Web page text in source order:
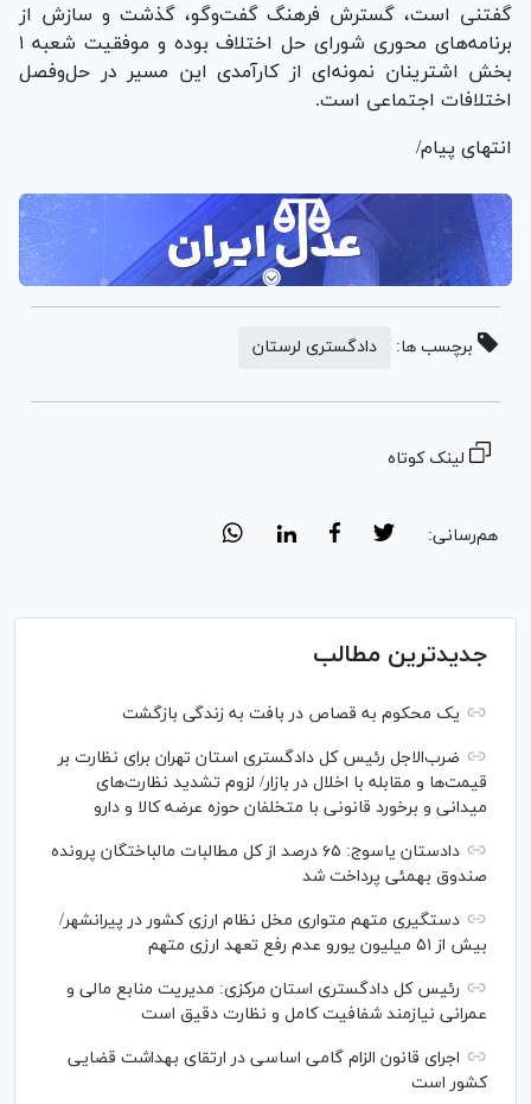
گفتنی است، گسترش فرهنگ گفت‌و‌گو، گذشت و سازش از
برنامه‌های محوری شورای حل اختلاف بوده و موفقیت شعبه ۱
بخش اشترینان نمونه‌ای از کارآمدی این مسیر در حل‌وفصل
اختلافات اجتماعی است.
انتهای پیام/
برچسب ها: دادگستری لرستان
لینک کوتاه
هم‌رسانی:
جدیدترین مطالب
یک محکوم به قصاص در بافت به زندگی بازگشت
ضرب‌الاجل رئیس کل دادگستری استان تهران برای نظارت بر
قیمت‌ها و مقابله با اخلال در بازار/ لزوم تشدید نظارت‌های
میدانی و برخورد قانونی با متخلفان حوزه عرضه کالا و دارو
دادستان یاسوج: ۶۵ درصد از کل مطالبات مالباختگان پرونده
صندوق بهمئی پرداخت شد
دستگیری متهم متواری مخل نظام ارزی کشور در پیرانشهر/
بیش از ۵۱ میلیون یورو عدم رفع تعهد ارزی متهم
رئیس کل دادگستری استان مرکزی: مدیریت منابع مالی و
عمرانی نیازمند شفافیت کامل و نظارت دقیق است
اجرای قانون الزام گامی اساسی در ارتقای بهداشت قضایی
کشور است